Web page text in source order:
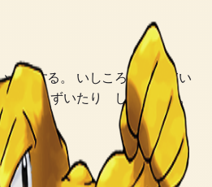
くする。 いしころに にてい
つまずいたり してしまう。